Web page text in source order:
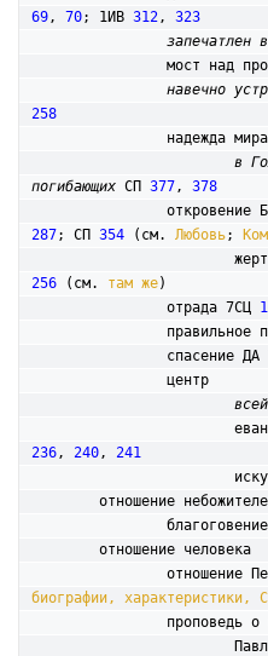
69, 70; 1ИВ 312, 323
запечатлен
мост над
навечно
258
надежда
в
погибающих СП 377, 378
откровение
287; СП 354 (см. Любовь;
256 (см. там же)
		отрада 7СЦ
правильное
		спасение ДА
236, 240, 241
отношение
биографии, характеристики,
проповедь